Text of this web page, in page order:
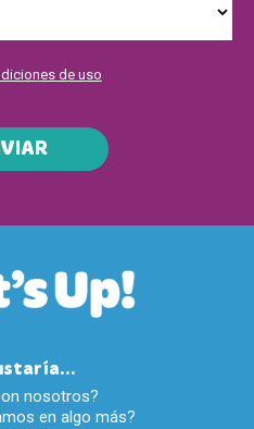
de uso
nosotros?
en algo más?